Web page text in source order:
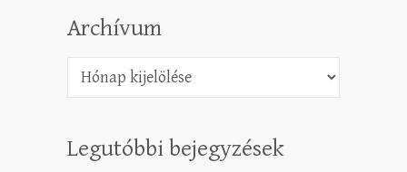
Archívum
Legutóbbi bejegyzések